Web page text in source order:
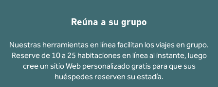
Reúna a su grupo
Nuestras herramientas en línea facilitan los viajes en grupo.
Reserve de 10 a 25 habitaciones en línea al instante, luego
cree un sitio Web personalizado gratis para que sus
huéspedes reserven su estadía.